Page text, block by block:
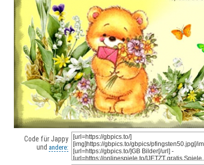
Code für Jappy
und andere: